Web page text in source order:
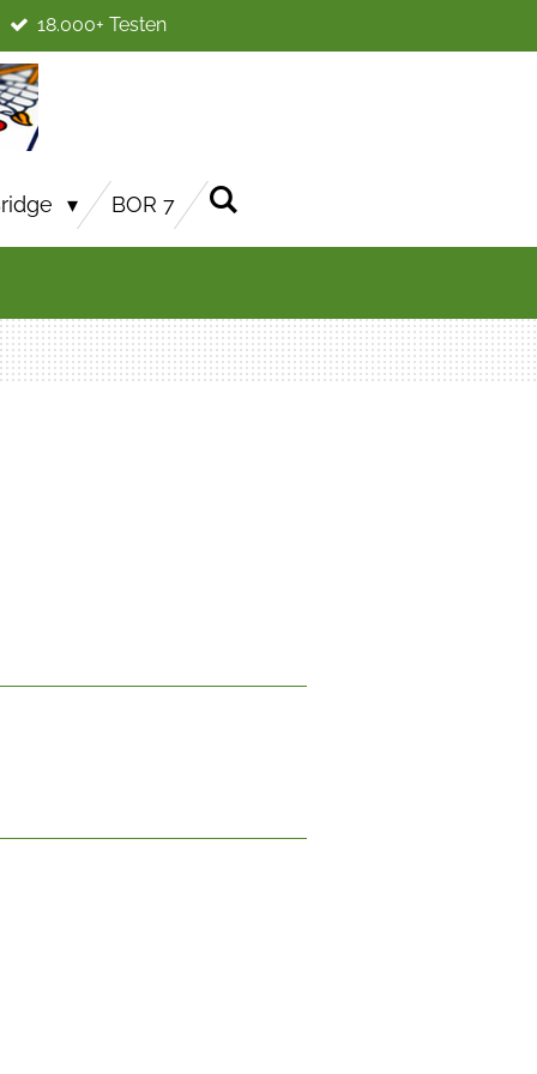
18.000+ Testen
BOR 7